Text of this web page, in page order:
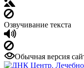
Озвучивание текста
Обычная версия